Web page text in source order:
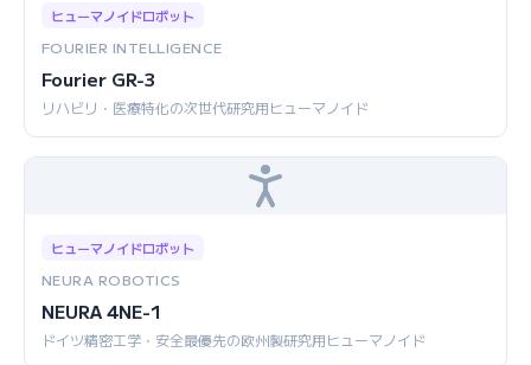
ヒューマノイドロボット
FOURIER INTELLIGENCE
Fourier GR-3
リハビリ・医療特化の次世代研究用ヒューマノイド
ヒューマノイドロボット
NEURA ROBOTICS
NEURA 4NE-1
ドイツ精密工学・安全最優先の欧州製研究用ヒューマノイド